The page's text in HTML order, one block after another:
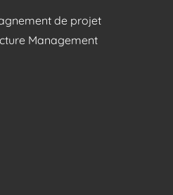
de projet
Management